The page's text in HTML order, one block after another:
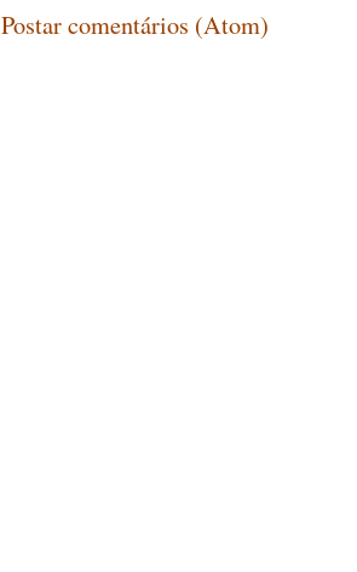
Postar comentários (Atom)